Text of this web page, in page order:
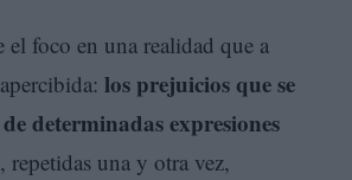
el foco en una realidad que a
los prejuicios que se
determinadas expresiones
repetidas una y otra vez,